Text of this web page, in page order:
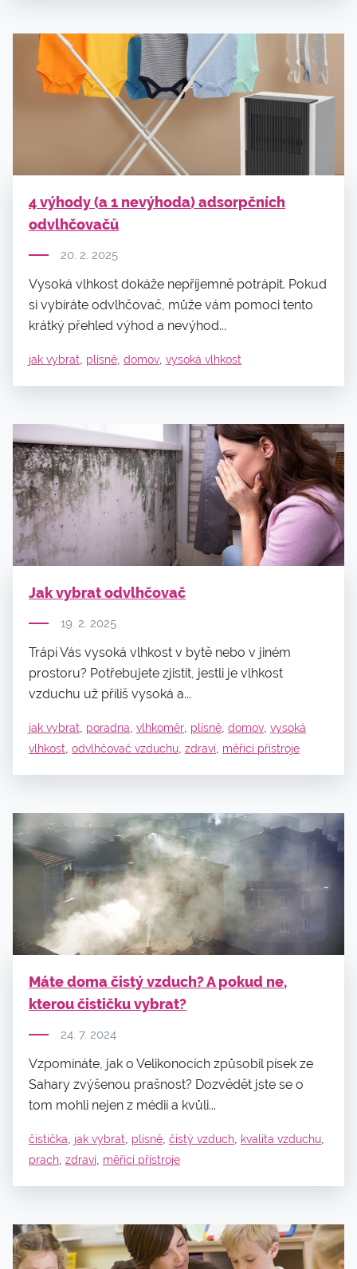
4 výhody (a 1 nevýhoda) adsorpčních
odvlhčovačů
20. 2. 2025
Vysoká vlhkost dokáže nepříjemně potrápit. Pokud
si vybíráte odvlhčovač, může vám pomoci tento
krátký přehled výhod a nevýhod...
jak vybrat plísně domov vysoká vlhkost
Jak vybrat odvlhčovač
19. 2. 2025
Trápí Vás vysoká vlhkost v bytě nebo v jiném
prostoru? Potřebujete zjistit, jestli je vlhkost
vzduchu už příliš vysoká a...
jak vybrat poradna vlhkoměr plísně domov vysoká
vlhkost odvlhčovač vzduchu zdraví měřicí přístroje
Máte doma čistý vzduch? A pokud ne,
kterou čističku vybrat?
24. 7. 2024
Vzpomínáte, jak o Velikonocích způsobil písek ze
Sahary zvýšenou prašnost? Dozvědět jste se o
tom mohli nejen z médií a kvůli...
čistička jak vybrat plísně čistý vzduch kvalita vzduchu
prach zdraví měřicí přístroje